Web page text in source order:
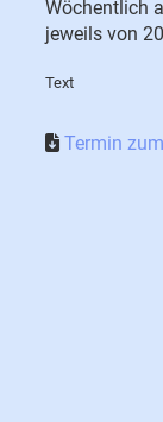
Wöchentlich
jeweils von
Text
Termin